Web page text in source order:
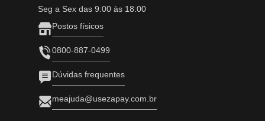
Seg a Sex das 9:00 às 18:00
Postos físicos
0800-887-0499
Dúvidas frequentes
meajuda@usezapay.com.br